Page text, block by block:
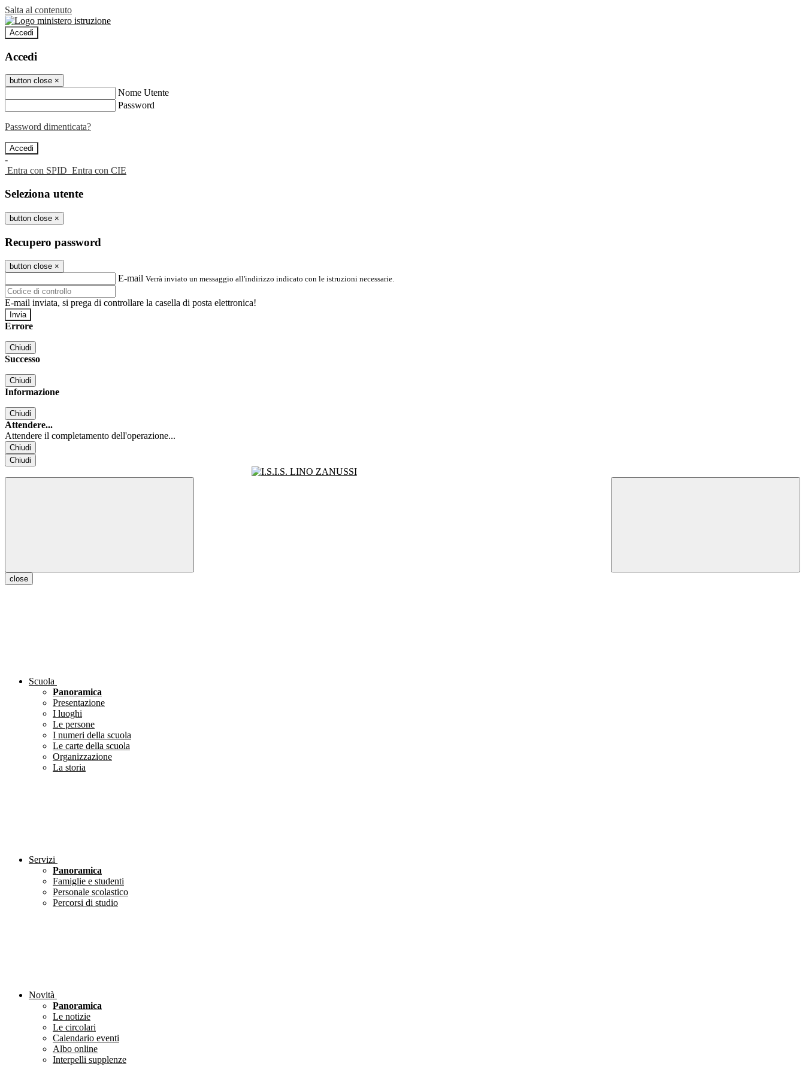
Salta al contenuto
Accedi
Accedi
button close ×
Nome Utente
Password
Password dimenticata?
-
Entra con SPID Entra con CIE
Seleziona utente
button close ×
Recupero password
button close ×
E-mail Verrà inviato un messaggio all'indirizzo indicato con le istruzioni necessarie.
E-mail inviata, si prega di controllare la casella di posta elettronica!
Errore
Chiudi
Successo
Chiudi
Informazione
Chiudi
Attendere...
Attendere il completamento dell'operazione...
Chiudi
Chiudi
close
Scuola
Panoramica
Presentazione
I luoghi
Le persone
I numeri della scuola
Le carte della scuola
Organizzazione
La storia
Servizi
Panoramica
Famiglie e studenti
Personale scolastico
Percorsi di studio
Novità
Panoramica
Le notizie
Le circolari
Calendario eventi
Albo online
Interpelli supplenze